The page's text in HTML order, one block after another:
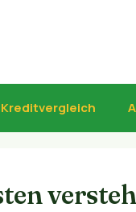
Kreditvergleich